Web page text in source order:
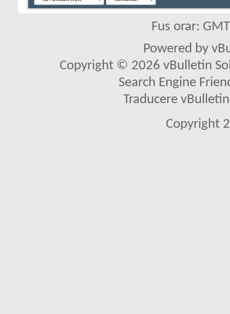
Fus orar:
Powered by
Copyright © 2026 vBulletin
Search Engine
Traducere
Copyright